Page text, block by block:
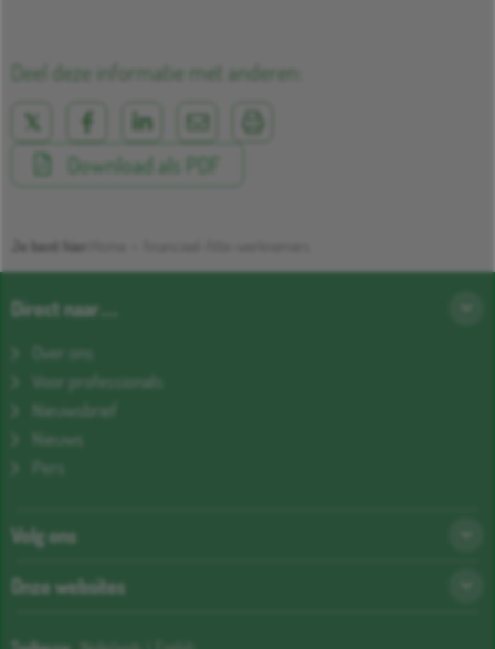
Deel deze informatie met anderen:
Download als PDF
Je bent hier:
Direct naar…
Over ons
Voor professionals
Nieuwsbrief
Nieuws
Pers
Volg ons
Onze websites